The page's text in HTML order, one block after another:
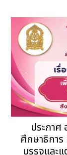
ประกาศ
ศึกษาธิการ
บรรจุและ